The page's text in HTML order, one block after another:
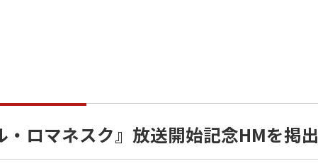
・ロマネスク』放送開始記念HMを掲出